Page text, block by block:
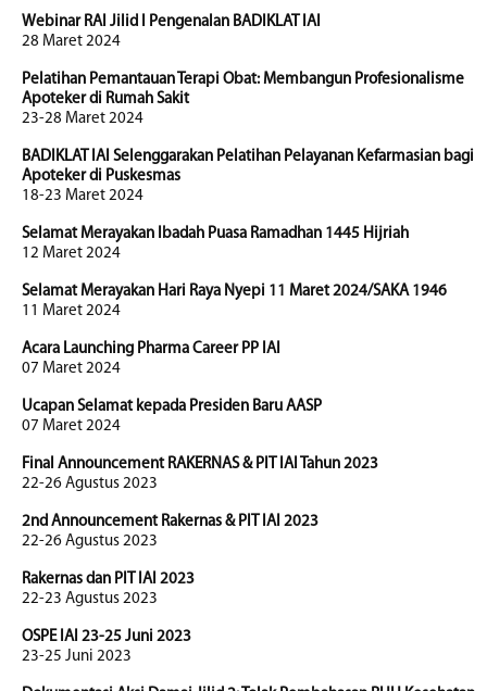
Webinar RAI Jilid I Pengenalan BADIKLAT IAI
28 Maret 2024
Pelatihan Pemantauan Terapi Obat: Membangun Profesionalisme
Apoteker di Rumah Sakit
23-28 Maret 2024
BADIKLAT IAI Selenggarakan Pelatihan Pelayanan Kefarmasian bagi
Apoteker di Puskesmas
18-23 Maret 2024
Selamat Merayakan Ibadah Puasa Ramadhan 1445 Hijriah
12 Maret 2024
Selamat Merayakan Hari Raya Nyepi 11 Maret 2024/SAKA 1946
11 Maret 2024
Acara Launching Pharma Career PP IAI
07 Maret 2024
Ucapan Selamat kepada Presiden Baru AASP
07 Maret 2024
Final Announcement RAKERNAS & PIT IAI Tahun 2023
22-26 Agustus 2023
2nd Announcement Rakernas & PIT IAI 2023
22-26 Agustus 2023
Rakernas dan PIT IAI 2023
22-23 Agustus 2023
OSPE IAI 23-25 Juni 2023
23-25 Juni 2023